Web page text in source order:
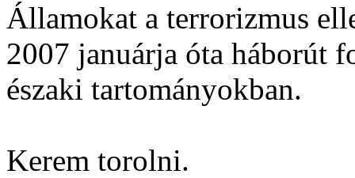
Államokat a terrorizmus
2007 januárja óta háborút
északi tartományokban.
Kerem torolni.